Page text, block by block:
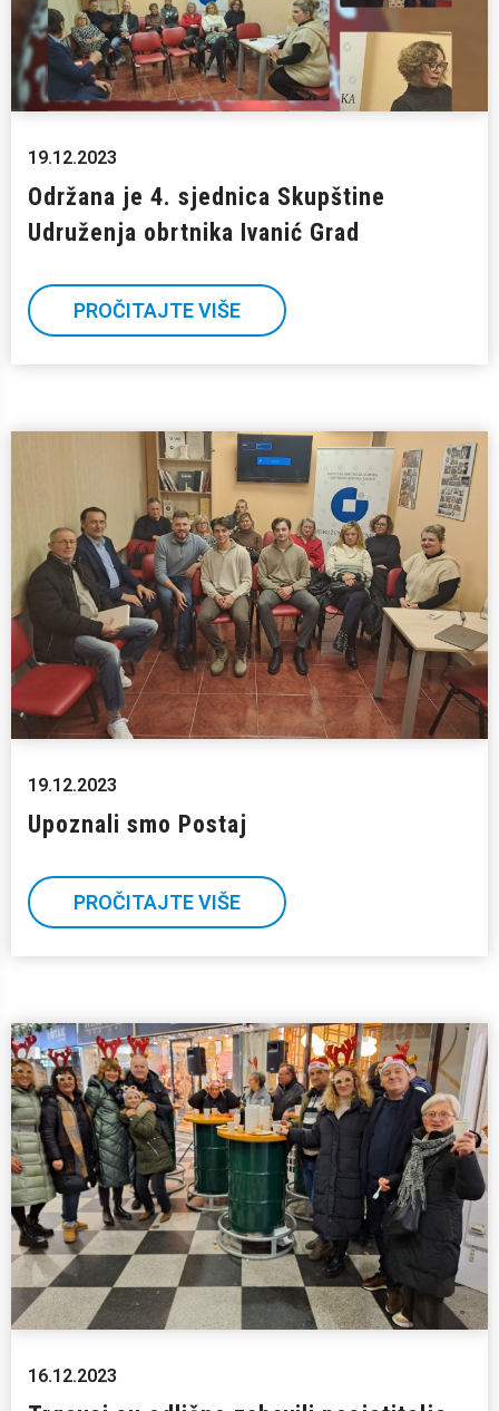
19.12.2023
Održana je 4. sjednica Skupštine
Udruženja obrtnika Ivanić Grad
PROČITAJTE VIŠE
19.12.2023
Upoznali smo Postaj
PROČITAJTE VIŠE
16.12.2023